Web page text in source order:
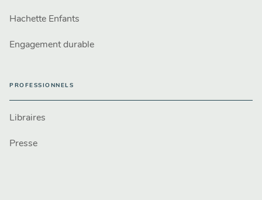
Hachette Enfants
Engagement durable
PROFESSIONNELS
Libraires
Presse